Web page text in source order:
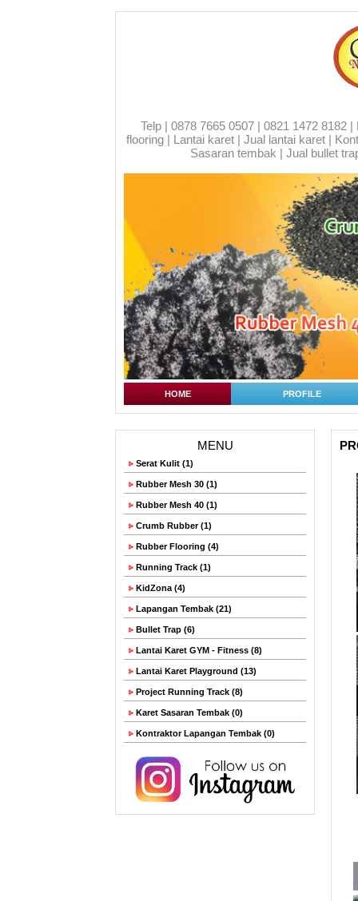
Telp | 0878 7665 0507 | 0821 1472 8182
flooring | Lantai karet | Jual lantai karet |
Sasaran tembak | Jual bullet
HOME PROFILE
MENU
Serat Kulit (1)
Rubber Mesh 30 (1)
Rubber Mesh 40 (1)
Crumb Rubber (1)
Rubber Flooring (4)
Running Track (1)
KidZona (4)
Lapangan Tembak (21)
Bullet Trap (6)
Lantai Karet GYM - Fitness (8)
Lantai Karet Playground (13)
Project Running Track (8)
Karet Sasaran Tembak (0)
Kontraktor Lapangan Tembak (0)